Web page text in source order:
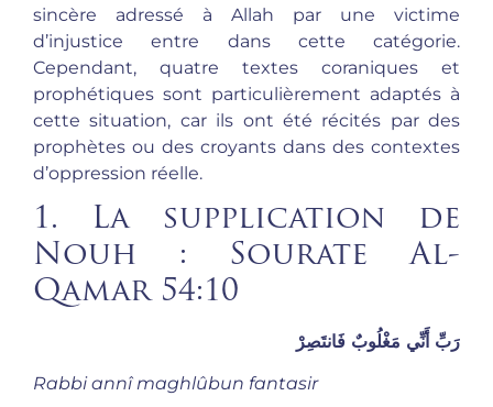
sincère adressé à Allah par une victime
d’injustice entre dans cette catégorie.
Cependant, quatre textes coraniques et
prophétiques sont particulièrement adaptés à
cette situation, car ils ont été récités par des
prophètes ou des croyants dans des contextes
d’oppression réelle.
1. La supplication de
Nouh : Sourate Al-
Qamar 54:10
رَبِّ أَنِّي مَغْلُوبٌ فَانتَصِرْ
Rabbi annî maghlûbun fantasir